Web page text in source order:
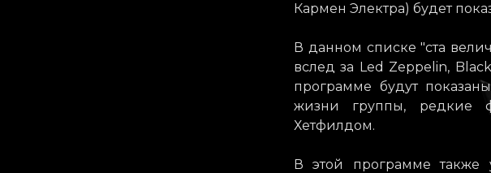
Кармен Электра) будет
В данном списке "ста
вслед за Led Zeppelin,
программе будут
жизни группы, редкие
Хетфилдом.
В этой программе также